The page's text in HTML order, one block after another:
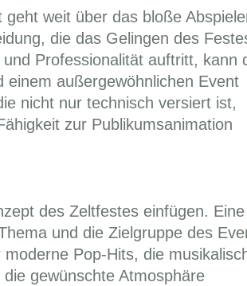
weit über das bloße
die das Gelingen des
Professionalität auftritt, kann
einem außergewöhnlichen Event
nicht nur technisch versiert ist,
zur Publikumsanimation
des Zeltfestes einfügen. Eine
und die Zielgruppe des
Pop-Hits, die
gewünschte Atmosphäre